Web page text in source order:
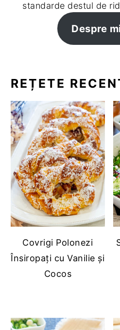
standarde destul de
Despre
REȚETE
Covrigi Polonezi
Însiropați cu Vanilie și
Cocos